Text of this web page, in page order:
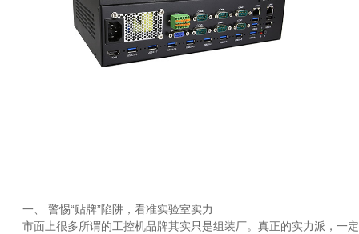
一、 警惕“贴牌”陷阱，看准实验室实力
市面上很多所谓的工控机品牌其实只是组装厂。真正的实力派，一定